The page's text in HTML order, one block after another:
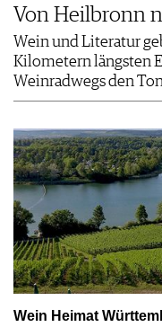
Von Heilbronn
Wein und Literatur
Kilometern längsten
Weinradwegs den
Wein Heimat